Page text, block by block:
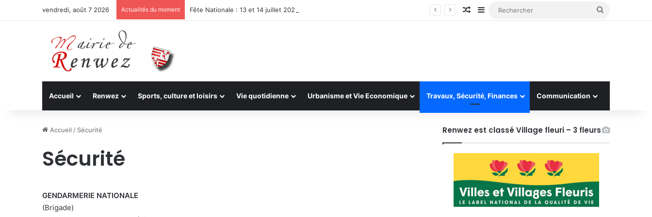
vendredi, août 7 2026 Actualités du moment Fête Nationale : 13 et 14 juillet 2026 Article Aléatoire
Sidebar (barre latérale)
Accueil Renwez Sports, culture et loisirs Vie quotidienne Urbanisme et Vie Economique Travaux, Sécurité, Finances Communication
Accueil / Sécurité
Sécurité
GENDARMERIE NATIONALE
(Brigade)
Renwez est classé Village fleuri – 3 fleurs